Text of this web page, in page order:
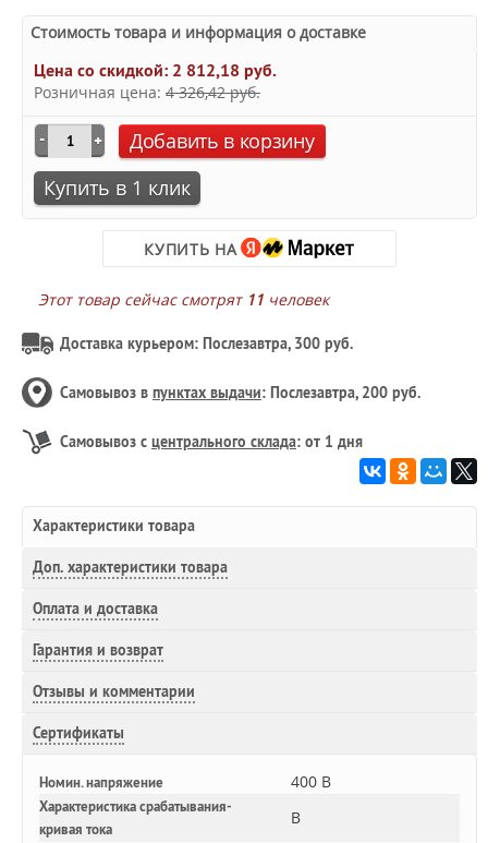
Стоимость товара и информация о доставке
Цена со скидкой: 2 812,18 руб.
Розничная цена: 4 326,42 руб.
Добавить в корзину
Купить в 1 клик
КУПИТЬ НА
Этот товар сейчас смотрят 11 человек
Доставка курьером: Послезавтра, 300 руб.
Самовывоз в пунктах выдачи: Послезавтра, 200 руб.
Самовывоз с центрального склада: от 1 дня
Характеристики товара
Доп. характеристики товара
Оплата и доставка
Гарантия и возврат
Отзывы и комментарии
Сертификаты
Номин. напряжение 400 В
Характеристика срабатывания-
кривая тока
B